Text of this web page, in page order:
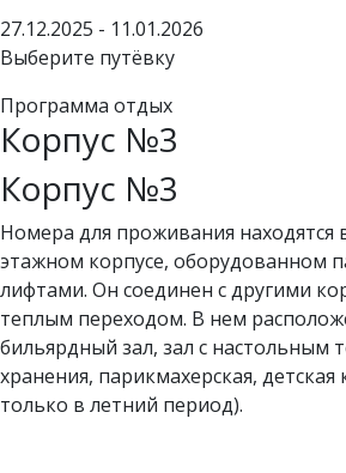
27.12.2025 - 11.01.2026
Выберите путёвку
Программа отдых
Корпус №3
Корпус №3
Номера для проживания находятся
этажном корпусе, оборудованном
лифтами. Он соединен с другими
теплым переходом. В нем
бильярдный зал, зал с настольным
хранения, парикмахерская,
только в летний период).